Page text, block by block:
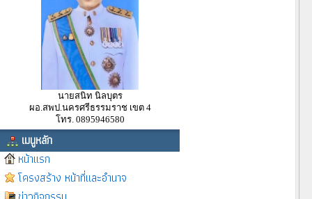
นายสนิท นิลบุตร
ผอ.สพป.นครศรีธรรมราช เขต 4
โทร. 0895946580
เมนูหลัก
หน้าแรก
โครงสร้าง หน้าที่และอำนาจ